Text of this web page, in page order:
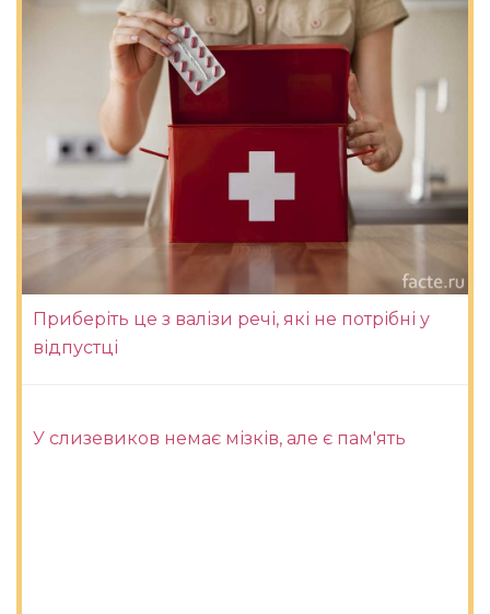
Приберіть це з валізи речі, які не потрібні у
відпустці
У слизевиков немає мізків, але є пам'ять